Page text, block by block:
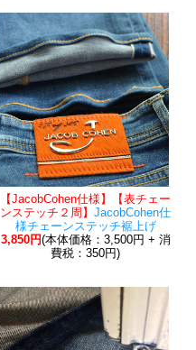
【JacobCohen仕様】【表チェー
ンステッチ２周】JacobCohen仕
様チェーンステッチ裾上げ
3,850円(本体価格：3,500円 + 消
費税：350円)